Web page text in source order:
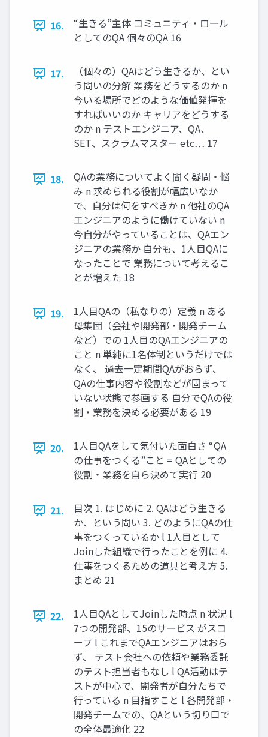
16.
“生きる”主体 コミュニティ・ロール
としてのQA 個々のQA 16
17.
（個々の）QAはどう生きるか、とい
う問いの分解 業務をどうするのか n
今いる場所でどのような価値発揮を
すればいいのか キャリアをどうする
のか n テストエンジニア、QA、
SET、スクラムマスター etc… 17
18.
QAの業務についてよく聞く疑問・悩
み n 求められる役割が幅広いなか
で、自分は何をすべきか n 他社のQA
エンジニアのように働けていない n
今自分がやっていることは、QAエン
ジニアの業務か 自分も、1人目QAに
なったことで 業務について考えるこ
とが増えた 18
19.
1人目QAの（私なりの）定義 n ある
母集団（会社や開発部・開発チーム
など）での 1人目のQAエンジニアの
こと n 単純に1名体制というだけでは
なく、 過去一定期間QAがおらず、
QAの仕事内容や役割などが固まって
いない状態で参画する 自分でQAの役
割・業務を決める必要がある 19
20.
1人目QAをして気付いた面白さ “QA
の仕事をつくる”こと = QAとしての
役割・業務を自ら決めて実行 20
21.
目次 1. はじめに 2. QAはどう生きる
か、という問い 3. どのようにQAの仕
事をつくっているか l 1人目として
Joinした組織で行ったことを例に 4.
仕事をつくるための道具と考え方 5.
まとめ 21
22.
1人目QAとしてJoinした時点 n 状況 l
7つの開発部、15のサービス がスコ
ープ l これまでQAエンジニアはおら
ず、 テスト会社への依頼や業務委託
のテスト担当者もなし l QA活動はテ
ストが中心で、開発者が自分たちで
行っている n 目指すこと l 各開発部・
開発チームでの、QAという切り口で
の全体最適化 22